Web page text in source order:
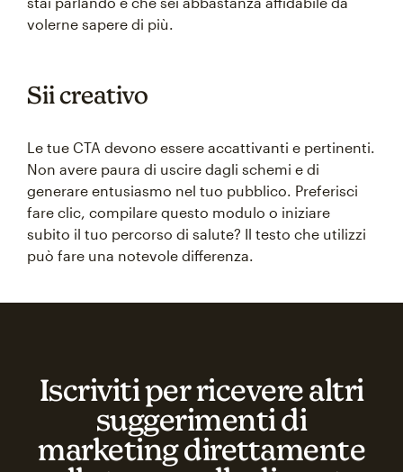
volerne sapere di più.
Sii creativo
Le tue CTA devono essere accattivanti e pertinenti.
Non avere paura di uscire dagli schemi e di
generare entusiasmo nel tuo pubblico. Preferisci
fare clic, compilare questo modulo o iniziare
subito il tuo percorso di salute? Il testo che utilizzi
può fare una notevole differenza.
Iscriviti per ricevere altri
suggerimenti di
marketing direttamente